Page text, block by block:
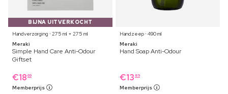
BIJNA UITVERKOCHT
Handverzorging ⋅ 275 ml + 275 ml
Meraki
Simple Hand Care Anti-Odour
Giftset
€18 69
Memberprijs
Handzeep ⋅ 490 ml
Meraki
Hand Soap Anti-Odour
€13 89
Memberprijs